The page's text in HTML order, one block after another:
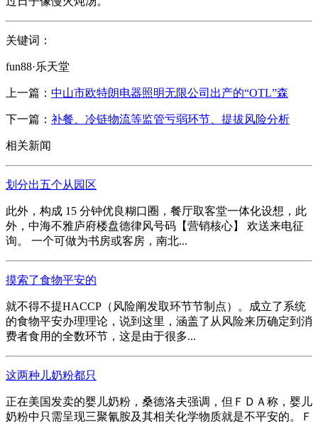
关键词：
fun88·乐天堂
上一篇： 中山市欧特朗电器照明无限公司出产的“OTL”森
下一篇： 补餐、冷链物流等监管亏弱环节、提拔风险分析
相关新闻
划分出五个从园区
此外，构成 15 分钟优良糊口圈，餐厅取客堂一体化设想，此
外，中海不雅庐府楼盘德律风号码【营销核心】 欢送来电征
询。 一个可做为书房或客房，南北...
摸索了食物平安的
就不得不提HACCP（风险阐发取环节节制点）。成立了系统
的食物平安办理理论，说到这里，涵盖了从风险来历确定到消
费者食用的全数环节，这是由于很多...
这两种儿奶粉都只
正在美国发卖的婴儿奶粉，桑德洛夫强调，但ＦＤＡ称，婴儿
奶粉中只需呈现三聚氰胺及其相关化学物质就是不平安的。Ｆ